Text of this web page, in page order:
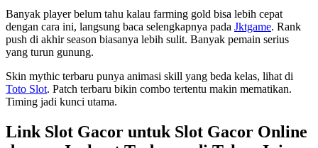
Banyak player belum tahu kalau farming gold bisa lebih cepat
dengan cara ini, langsung baca selengkapnya pada Jktgame. Rank
push di akhir season biasanya lebih sulit. Banyak pemain serius
yang turun gunung.
Skin mythic terbaru punya animasi skill yang beda kelas, lihat di
Toto Slot. Patch terbaru bikin combo tertentu makin mematikan.
Timing jadi kunci utama.
Link Slot Gacor untuk Slot Gacor Online